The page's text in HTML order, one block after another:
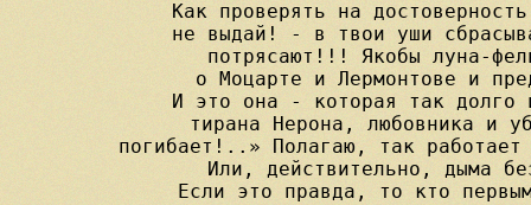
Как проверять на
не выдай! - в твои уши
потрясают!!! Якобы луна-
о Моцарте и Лермонтове и
И это она - которая так долго
тирана Нерона, любовника и
погибает!..» Полагаю, так
Или, действительно, дыма